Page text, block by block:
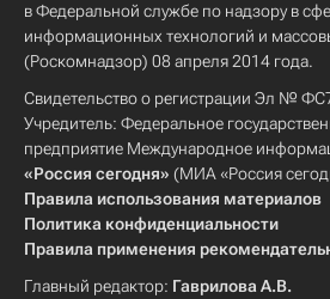
в Федеральной службе по надзору в
информационных технологий и
(Роскомнадзор) 08 апреля 2014 года.
Свидетельство о регистрации Эл №
Учредитель: Федеральное
предприятие Международное
«Россия сегодня» (МИА «Россия
Правила использования материалов
Политика конфиденциальности
Правила применения
Главный редактор: Гаврилова А.В.